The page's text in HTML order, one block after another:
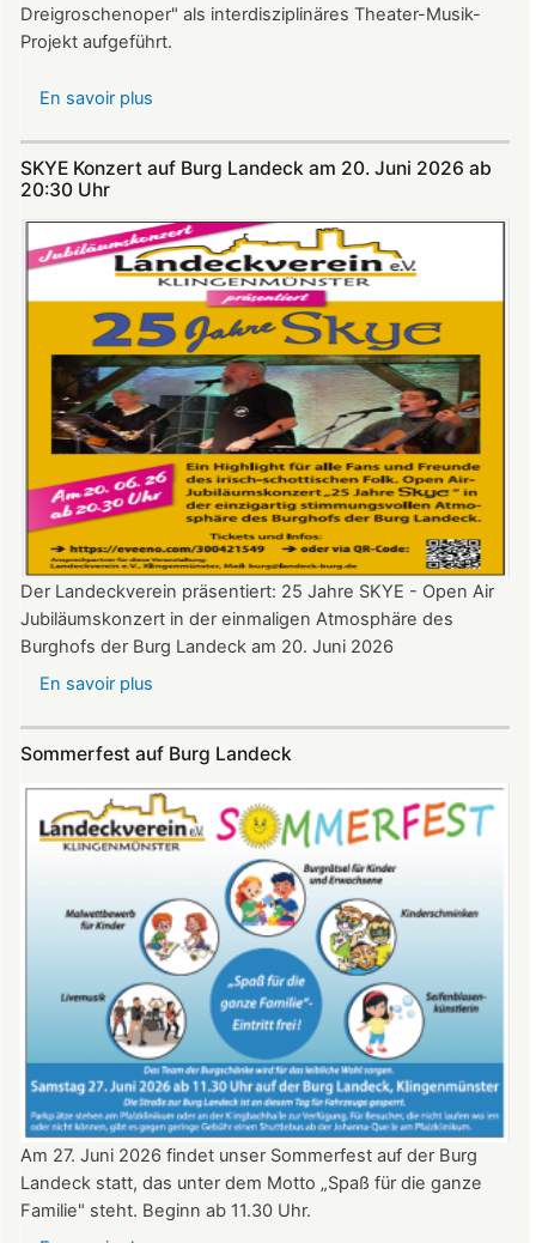
Dreigroschenoper" als interdisziplinäres Theater-Musik-
Projekt aufgeführt.
En savoir plus
Theatersommer
Burg
Landeck
SKYE Konzert auf Burg Landeck am 20. Juni 2026 ab
20:30 Uhr​​​​​​​​​​​​​​
Der Landeckverein präsentiert: 25 Jahre SKYE - Open Air
Jubiläumskonzert in der einmaligen Atmosphäre des
Burghofs der Burg Landeck am 20. Juni 2026
En savoir plus
auf
Burg
Landeck
am
Juni
2026
ab
20:30
Uhr​​​​​​​​​​​​​​
Sommerfest auf Burg Landeck
Am 27. Juni 2026 findet unser Sommerfest auf der Burg
Landeck statt, das unter dem Motto „Spaß für die ganze
Familie" steht. Beginn ab 11.30 Uhr.